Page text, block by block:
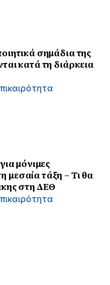
σημάδια της
κατά τη διάρκεια
μόνιμες
τάξη – Τι θα
στη ΔΕΘ